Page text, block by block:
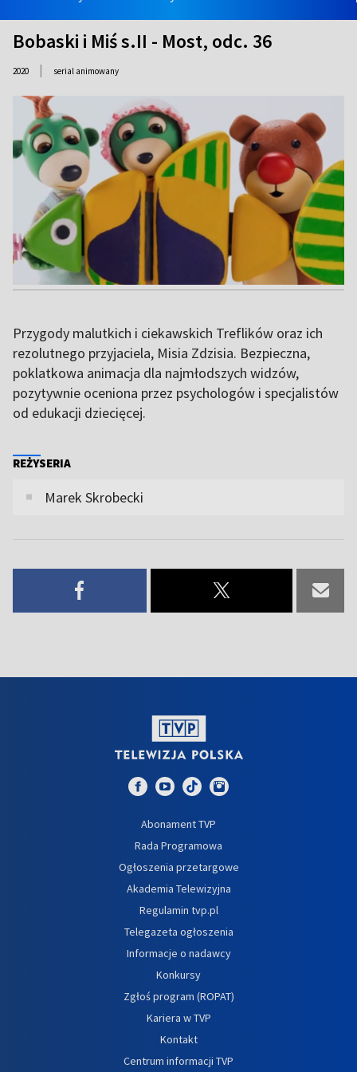
Bobaski i Miś s.II - Most, odc. 36
2020 | serial animowany
Przygody malutkich i ciekawskich Treflików oraz ich
rezolutnego przyjaciela, Misia Zdzisia. Bezpieczna,
poklatkowa animacja dla najmłodszych widzów,
pozytywnie oceniona przez psychologów i specjalistów
od edukacji dziecięcej.
REŻYSERIA
Marek Skrobecki
Abonament TVP
Rada Programowa
Ogłoszenia przetargowe
Akademia Telewizyjna
Regulamin tvp.pl
Telegazeta ogłoszenia
Informacje o nadawcy
Konkursy
Zgłoś program (ROPAT)
Kariera w TVP
Kontakt
Centrum informacji TVP